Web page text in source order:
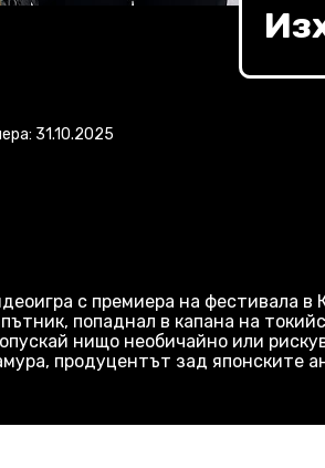
31.10.2025
с премиера на фестивала в
попаднал в капана на
нищо необичайно или
продуцентът зад японските